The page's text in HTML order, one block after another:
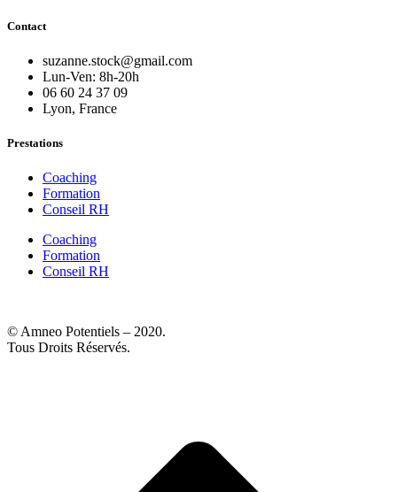
Contact
suzanne.stock@gmail.com
Lun-Ven: 8h-20h
06 60 24 37 09
Lyon, France
Prestations
Coaching
Formation
Conseil RH
Coaching
Formation
Conseil RH
© Amneo Potentiels – 2020.
Tous Droits Réservés.